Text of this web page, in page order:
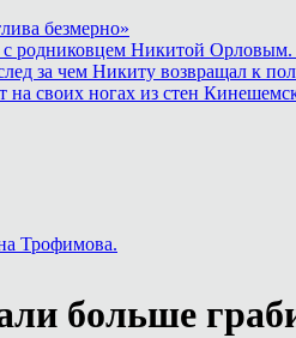
безмерно»
родниковцем Никитой
за чем Никиту возвращал к
своих ногах из стен
Трофимова.
больше